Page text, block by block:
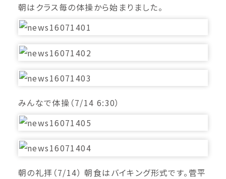
朝はクラス毎の体操から始まりました。
みんなで体操（7/14 6:30）
朝の礼拝（7/14） 朝食はバイキング形式です。菅平